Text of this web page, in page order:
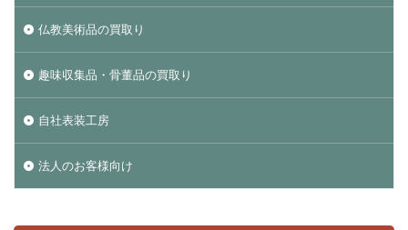
仏教美術品の買取り
趣味収集品・骨董品の買取り
自社表装工房
法人のお客様向け